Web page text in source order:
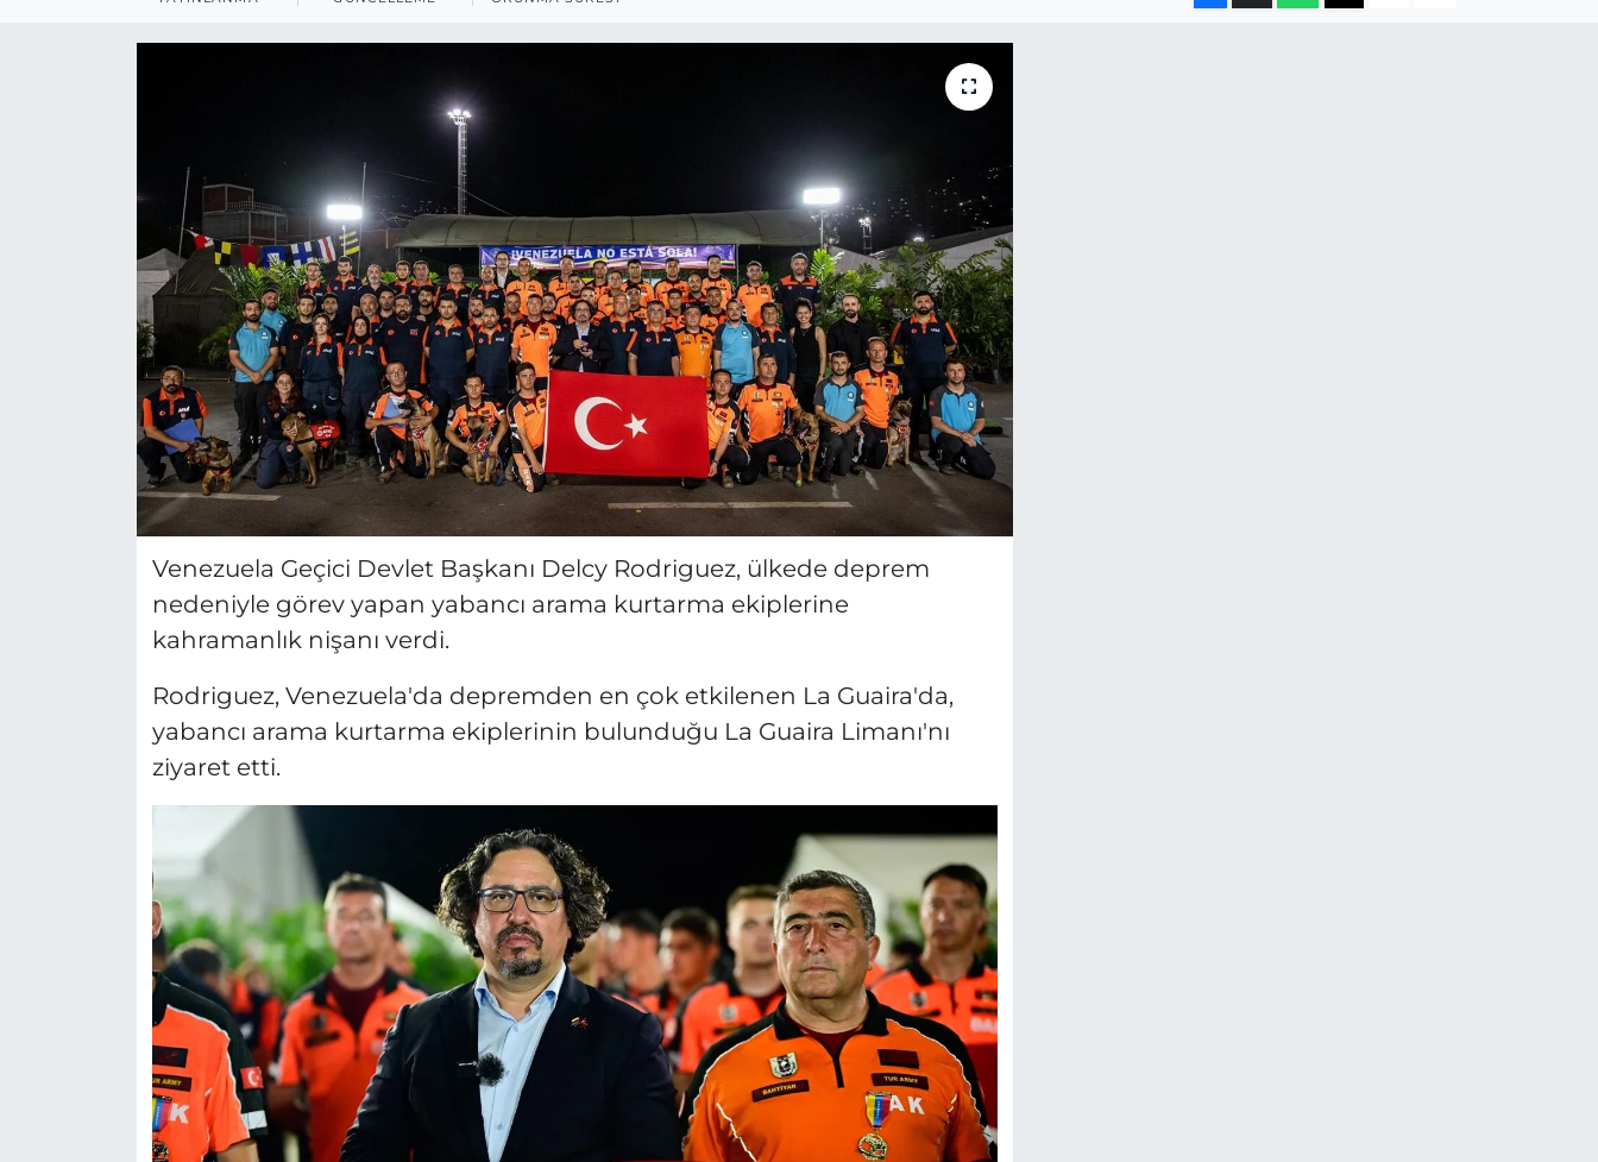
Venezuela Geçici Devlet Başkanı Delcy Rodriguez, ülkede deprem
nedeniyle görev yapan yabancı arama kurtarma ekiplerine
kahramanlık nişanı verdi.
Rodriguez, Venezuela'da depremden en çok etkilenen La Guaira'da,
yabancı arama kurtarma ekiplerinin bulunduğu La Guaira Limanı'nı
ziyaret etti.